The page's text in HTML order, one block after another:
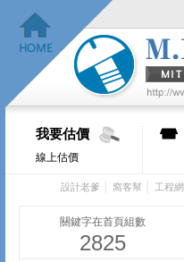
我要估價
線上估價
設計老爹 窩客幫 工程網
關鍵字在首頁組數
2825